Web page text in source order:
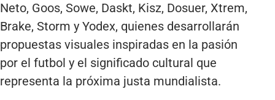
Neto, Goos, Sowe, Daskt, Kisz, Dosuer, Xtrem,
Brake, Storm y Yodex, quienes desarrollarán
propuestas visuales inspiradas en la pasión
por el futbol y el significado cultural que
representa la próxima justa mundialista.